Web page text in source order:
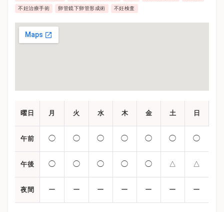
実させ、最高レベルの治療をご提供しております。
不妊治療手術 卵管鏡下卵管形成術 不妊検査
曜日 月 火 水 木 金 土 日
午前 ◯ ◯ ◯ ◯ ◯ ◯ ◯
午後 ◯ ◯ ◯ ◯ ◯ △ △
夜間 ー ー ー ー ー ー ー